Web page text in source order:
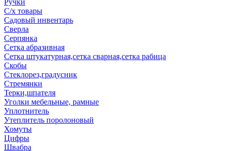
Ручки
С/х товары
Садовый инвентарь
Сверла
Серпянка
Сетка абразивная
Сетка штукатурная,сетка сварная,сетка рабица
Скобы
Стеклорез,градусник
Стремянки
Терки,шпателя
Уголки мебельные, рамные
Уплотнитель
Утеплитель поролоновый
Хомуты
Цифры
Швабра